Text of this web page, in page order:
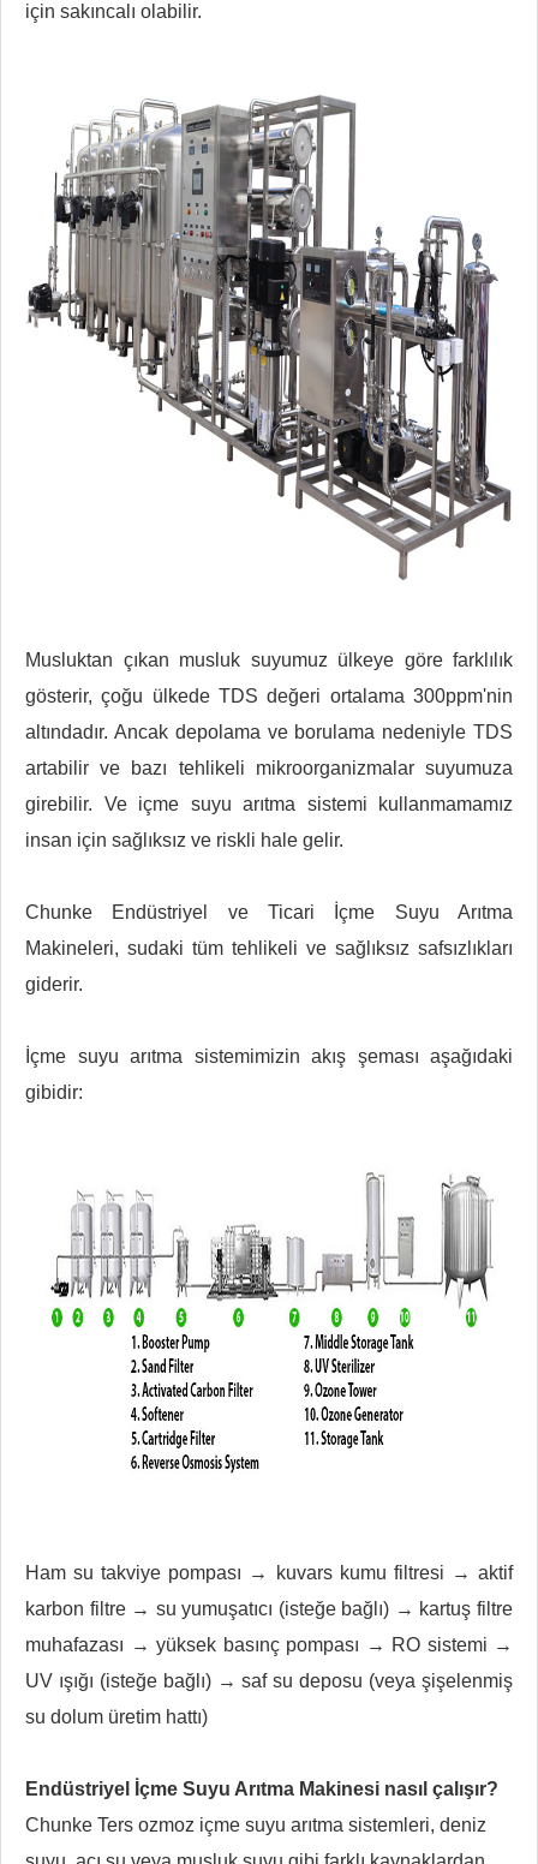
için sakıncalı olabilir.
Musluktan çıkan musluk suyumuz ülkeye göre farklılık
gösterir, çoğu ülkede TDS değeri ortalama 300ppm'nin
altındadır. Ancak depolama ve borulama nedeniyle TDS
artabilir ve bazı tehlikeli mikroorganizmalar suyumuza
girebilir. Ve içme suyu arıtma sistemi kullanmamamız
insan için sağlıksız ve riskli hale gelir.
Chunke Endüstriyel ve Ticari İçme Suyu Arıtma
Makineleri, sudaki tüm tehlikeli ve sağlıksız safsızlıkları
giderir.
İçme suyu arıtma sistemimizin akış şeması aşağıdaki
gibidir:
Ham su takviye pompası → kuvars kumu filtresi → aktif
karbon filtre → su yumuşatıcı (isteğe bağlı) → kartuş filtre
muhafazası → yüksek basınç pompası → RO sistemi →
UV ışığı (isteğe bağlı) → saf su deposu (veya şişelenmiş
su dolum üretim hattı)
Endüstriyel İçme Suyu Arıtma Makinesi nasıl çalışır?
Chunke Ters ozmoz içme suyu arıtma sistemleri, deniz